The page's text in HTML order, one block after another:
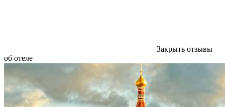
Закрыть отзывы
об отеле